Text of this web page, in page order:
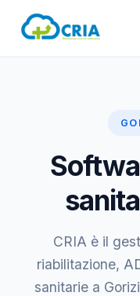
CRIA è il
riabilitazione,
sanitarie a